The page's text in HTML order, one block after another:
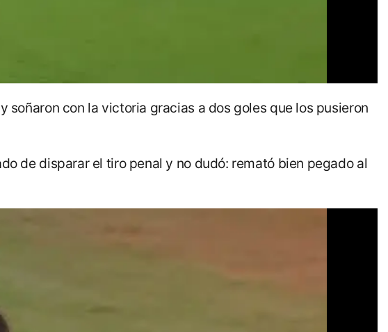
con la victoria gracias a dos goles que los pusieron
de disparar el tiro penal y no dudó: remató bien pegado al